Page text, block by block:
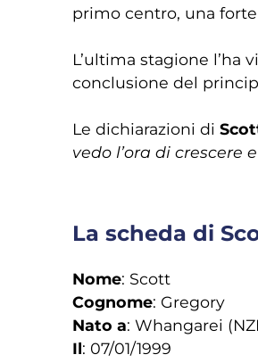
primo centro, una
L’ultima stagione
conclusione del
Le dichiarazioni di
vedo l’ora di crescere
La scheda di
Nome: Scott
Cognome: Gregory
Nato a: Whangarei
Il: 07/01/1999